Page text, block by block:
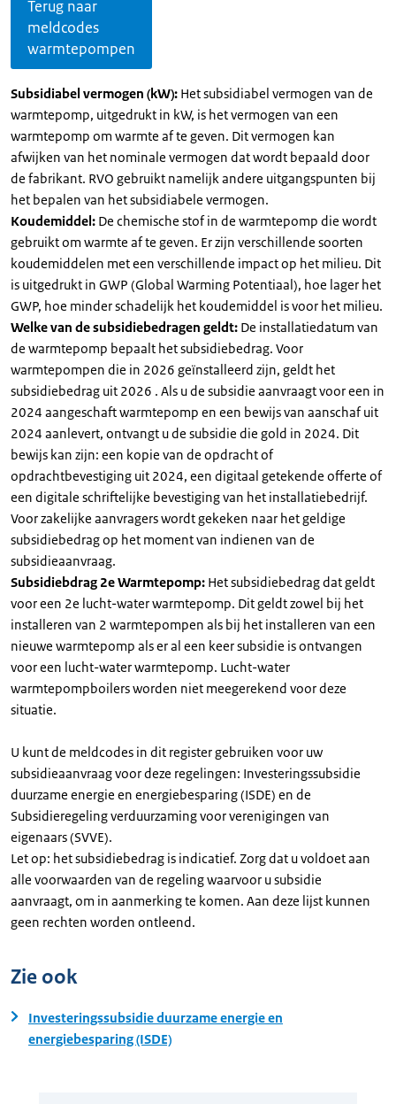
Terug naar
meldcodes
warmtepompen
Subsidiabel vermogen (kW): Het subsidiabel vermogen van de
warmtepomp, uitgedrukt in kW, is het vermogen van een
warmtepomp om warmte af te geven. Dit vermogen kan
afwijken van het nominale vermogen dat wordt bepaald door
de fabrikant. RVO gebruikt namelijk andere uitgangspunten bij
het bepalen van het subsidiabele vermogen.
Koudemiddel: De chemische stof in de warmtepomp die wordt
gebruikt om warmte af te geven. Er zijn verschillende soorten
koudemiddelen met een verschillende impact op het milieu. Dit
is uitgedrukt in GWP (Global Warming Potentiaal), hoe lager het
GWP, hoe minder schadelijk het koudemiddel is voor het milieu.
Welke van de subsidiebedragen geldt: De installatiedatum van
de warmtepomp bepaalt het subsidiebedrag. Voor
warmtepompen die in 2026 geïnstalleerd zijn, geldt het
subsidiebedrag uit 2026 . Als u de subsidie aanvraagt voor een in
2024 aangeschaft warmtepomp en een bewijs van aanschaf uit
2024 aanlevert, ontvangt u de subsidie die gold in 2024. Dit
bewijs kan zijn: een kopie van de opdracht of
opdrachtbevestiging uit 2024, een digitaal getekende offerte of
een digitale schriftelijke bevestiging van het installatiebedrijf.
Voor zakelijke aanvragers wordt gekeken naar het geldige
subsidiebedrag op het moment van indienen van de
subsidieaanvraag.
Subsidiebdrag 2e Warmtepomp: Het subsidiebedrag dat geldt
voor een 2e lucht-water warmtepomp. Dit geldt zowel bij het
installeren van 2 warmtepompen als bij het installeren van een
nieuwe warmtepomp als er al een keer subsidie is ontvangen
voor een lucht-water warmtepomp. Lucht-water
warmtepompboilers worden niet meegerekend voor deze
situatie.
U kunt de meldcodes in dit register gebruiken voor uw
subsidieaanvraag voor deze regelingen: Investeringssubsidie
duurzame energie en energiebesparing (ISDE) en de
Subsidieregeling verduurzaming voor verenigingen van
eigenaars (SVVE).
Let op: het subsidiebedrag is indicatief. Zorg dat u voldoet aan
alle voorwaarden van de regeling waarvoor u subsidie
aanvraagt, om in aanmerking te komen. Aan deze lijst kunnen
geen rechten worden ontleend.
Zie ook
Investeringssubsidie duurzame energie en
energiebesparing (ISDE)